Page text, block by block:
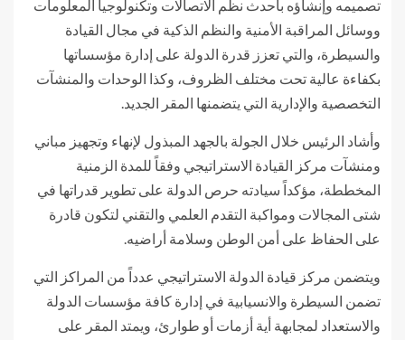
تصميمه وإنشاؤه بأحدث نظم الاتصالات وتكنولوجيا المعلومات
ووسائل المراقبة الأمنية والنظم الذكية في مجال القيادة
والسيطرة، والتي تعزز قدرة الدولة على إدارة مؤسساتها
بكفاءة عالية تحت مختلف الظروف، وكذا الوحدات والمنشآت
التخصصية والإدارية التي يتضمنها المقر الجديد.
وأشاد الرئيس خلال الجولة بالجهد المبذول لإنهاء وتجهيز مباني
ومنشآت مركز القيادة الاستراتيجي وفقاً للمدة الزمنية
المخططة، مؤكداً سيادته حرص الدولة على تطوير قدراتها في
شتى المجالات ومواكبة التقدم العلمي والتقني لتكون قادرة
على الحفاظ على أمن الوطن وسلامة أراضيه.
ويتضمن مركز قيادة الدولة الاستراتيجي عدداً من المراكز التي
تضمن السيطرة والانسيابية في إدارة كافة مؤسسات الدولة
والاستعداد لمجابهة أية أزمات أو طوارئ، ويمتد المقر على